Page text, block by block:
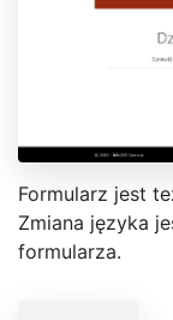
Formularz jest
Zmiana języka
formularza.